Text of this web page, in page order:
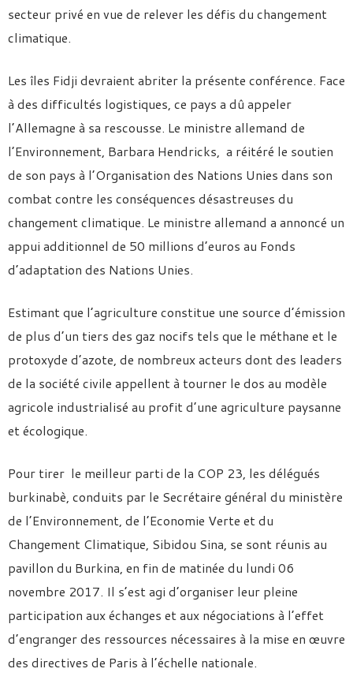
secteur privé en vue de relever les défis du changement
climatique.
Les îles Fidji devraient abriter la présente conférence. Face
à des difficultés logistiques, ce pays a dû appeler
l’Allemagne à sa rescousse. Le ministre allemand de
l’Environnement, Barbara Hendricks, a réitéré le soutien
de son pays à l’Organisation des Nations Unies dans son
combat contre les conséquences désastreuses du
changement climatique. Le ministre allemand a annoncé un
appui additionnel de 50 millions d’euros au Fonds
d’adaptation des Nations Unies.
Estimant que l’agriculture constitue une source d’émission
de plus d’un tiers des gaz nocifs tels que le méthane et le
protoxyde d’azote, de nombreux acteurs dont des leaders
de la société civile appellent à tourner le dos au modèle
agricole industrialisé au profit d’une agriculture paysanne
et écologique.
Pour tirer le meilleur parti de la COP 23, les délégués
burkinabè, conduits par le Secrétaire général du ministère
de l’Environnement, de l’Economie Verte et du
Changement Climatique, Sibidou Sina, se sont réunis au
pavillon du Burkina, en fin de matinée du lundi 06
novembre 2017. Il s’est agi d’organiser leur pleine
participation aux échanges et aux négociations à l’effet
d’engranger des ressources nécessaires à la mise en œuvre
des directives de Paris à l’échelle nationale.